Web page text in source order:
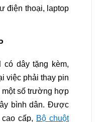
điện thoại, laptop
dây tặng kèm,
việc phải thay pin
một số trường hợp
bình dân. Được
cấp, Bộ chuột